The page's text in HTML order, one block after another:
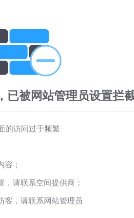
已被网站管理员设置拦
的访问过于频繁
容；
，请联系空间提供商；
客，请联系网站管理员